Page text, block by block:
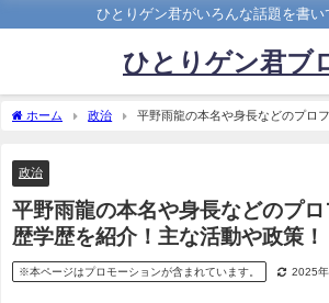
ひとりゲン君がいろんな話題を書い
ひとりゲン君ブ
ホーム 政治
平野雨龍の本名や身長などのプロ
政治
平野雨龍の本名や身長などのプ
歴学歴を紹介！主な活動や政策！
※本ページはプロモーションが含まれています。 2025